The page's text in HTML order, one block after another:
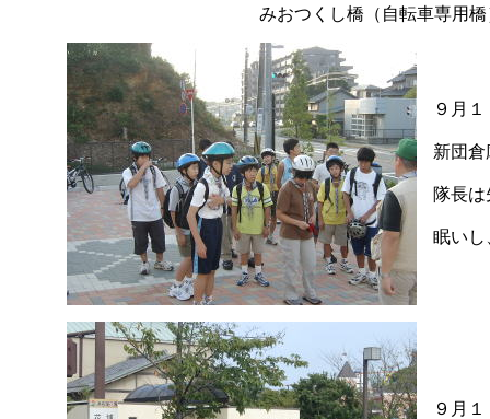
みおつくし橋（自転車専用
９月
新団
隊長
眠いし
９月